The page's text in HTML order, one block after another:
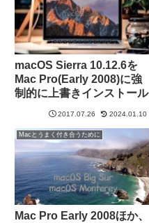
macOS Sierra 10.12.6を
Mac Pro(Early 2008)に強
制的に上書きインストール
2017.07.26 2024.01.10
Macとうまく付き合うために
Mac Pro Early 2008ほか、